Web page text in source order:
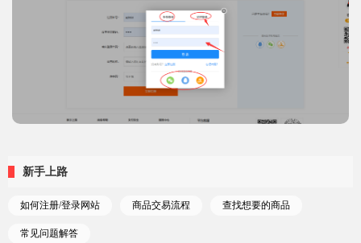
新手上路
如何注册/登录网站 商品交易流程 查找想要的商品
常见问题解答